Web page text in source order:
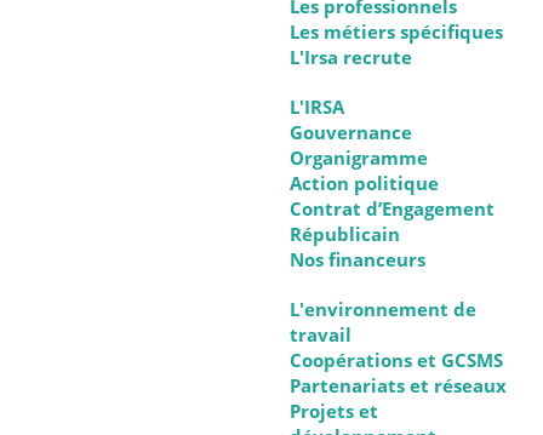
Les professionnels
Les métiers spécifiques
L'Irsa recrute
L'IRSA
Gouvernance
Organigramme
Action politique
Contrat d’Engagement
Républicain
Nos financeurs
L'environnement de
travail
Coopérations et GCSMS
Partenariats et réseaux
Projets et